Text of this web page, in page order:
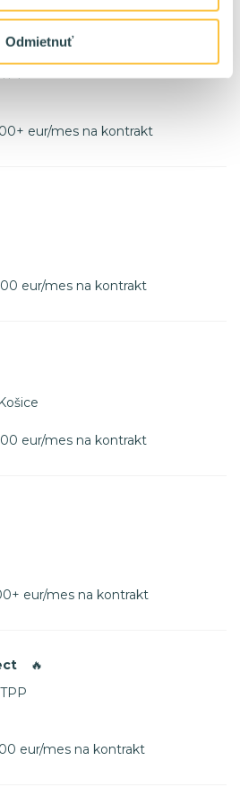
Odmietnuť
🔥
eur/mes na kontrakt
eur/mes na kontrakt
eur/mes na kontrakt
eur/mes na kontrakt
🔥
eur/mes na kontrakt